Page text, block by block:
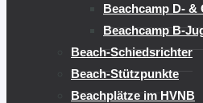
Beachcamp D- &
Beachcamp B-
Beach-Schiedsrichter
Beach-Stützpunkte
Beachplätze im HVNB